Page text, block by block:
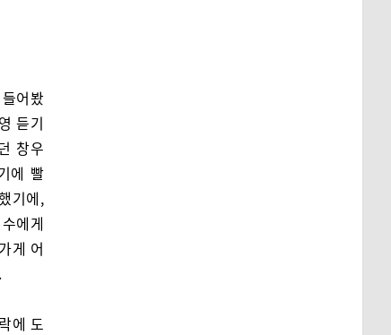
어봤
듣기
창우
에 빨
기에,
에게
게 어
에 도